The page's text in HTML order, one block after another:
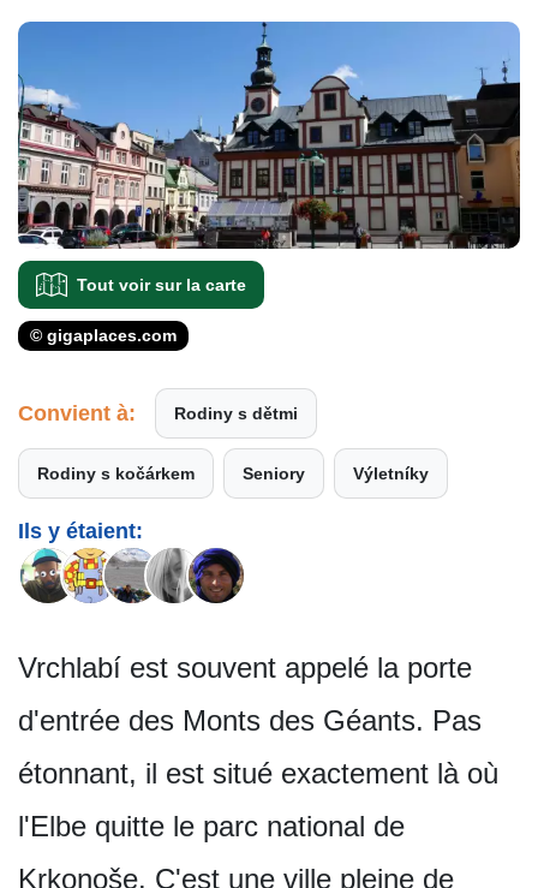
Tout voir sur la carte
© gigaplaces.com
Convient à: Rodiny s dětmi
Rodiny s kočárkem Seniory Výletníky
Ils y étaient:
Vrchlabí est souvent appelé la porte
d'entrée des Monts des Géants. Pas
étonnant, il est situé exactement là où
l'Elbe quitte le parc national de
Krkonoše. C'est une ville pleine de